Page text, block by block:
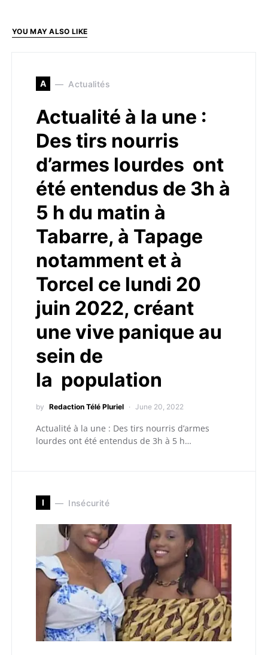
YOU MAY ALSO LIKE
A Actualités
Actualité à la une :
Des tirs nourris
d’armes lourdes ont
été entendus de 3h à
5 h du matin à
Tabarre, à Tapage
notamment et à
Torcel ce lundi 20
juin 2022, créant
une vive panique au
sein de
la population
by Redaction Télé Pluriel June 20, 2022
Actualité à la une : Des tirs nourris d’armes
lourdes ont été entendus de 3h à 5 h…
I Insécurité